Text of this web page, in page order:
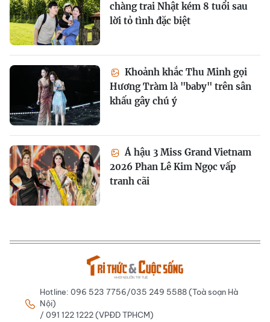
chàng trai Nhật kém 8 tuổi sau
lời tỏ tình đặc biệt
Khoảnh khắc Thu Minh gọi
Hương Tràm là "baby" trên sân
khấu gây chú ý
Á hậu 3 Miss Grand Vietnam
2026 Phan Lê Kim Ngọc vấp
tranh cãi
Hotline: 096 523 7756/035 249 5588 (Toà soạn Hà
Nội)
/ 091 122 1222 (VPĐD TPHCM)